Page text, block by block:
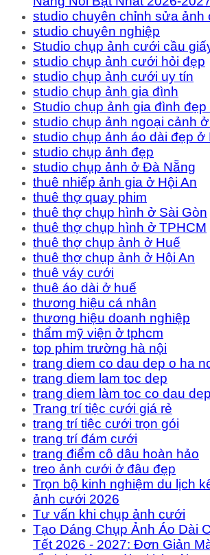
studio chuyên chỉnh sửa ảnh
studio chuyên nghiệp
Studio chụp ảnh cưới cầu
studio chụp ảnh cưới hỏi đẹp
studio chụp ảnh cưới uy tín
studio chụp ảnh gia đình
Studio chụp ảnh gia đình đẹp
studio chụp ảnh ngoại cảnh
studio chụp ảnh áo dài đẹp ở
studio chụp ảnh đẹp
studio chụp ảnh ở Đà Nẵng
thuê nhiếp ảnh gia ở Hội An
thuê thợ quay phim
thuê thợ chụp hình ở Sài Gòn
thuê thợ chụp hình ở TPHCM
thuê thợ chụp ảnh ở Huế
thuê thợ chụp ảnh ở Hội An
thuê váy cưới
thuê áo dài ở huế
thương hiệu cá nhân
thương hiệu doanh nghiệp
thẩm mỹ viện ở tphcm
top phim trường hà nội
trang diem co dau dep o ha
trang diem lam toc dep
trang diem làm toc co dau dep
Trang trí tiệc cưới giá rẻ
trang trí tiệc cưới trọn gói
trang trí đám cưới
trang điểm cô dâu hoàn hảo
treo ảnh cưới ở đâu đẹp
Trọn bộ kinh nghiệm du lịch
ảnh cưới 2026
Tư vấn khi chụp ảnh cưới
Tạo Dáng Chụp Ảnh Áo Dài
Tết 2026 - 2027: Đơn Giản